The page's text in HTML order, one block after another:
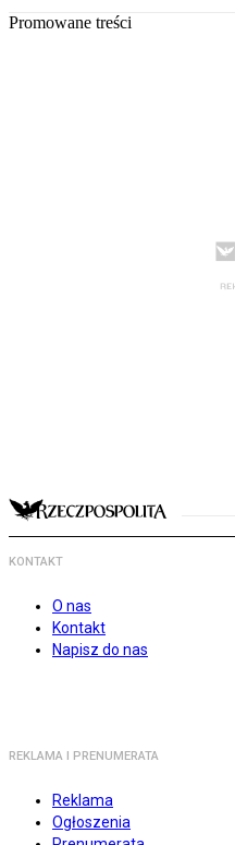
Promowane treści
KONTAKT
O nas
Kontakt
Napisz do nas
REKLAMA I PRENUMERATA
Reklama
Ogłoszenia